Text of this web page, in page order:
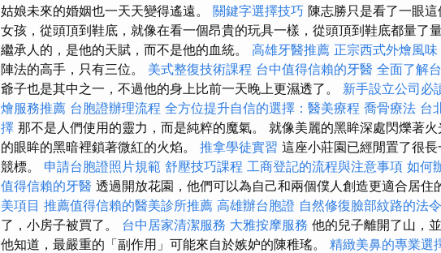
姑娘未來的婚姻也一天天變得遙遠。 關鍵字選擇技巧 陳志勝只是看了一眼
女孩，從頭頂到鞋底，就像在看一個昂貴的玩具一樣，從頭頂到鞋底都量了
繼承人的，是他的天賦，而不是他的血統。 高雄牙醫推薦 正宗西式外燴風味
陣法的高手，只有三位。 美式整復技術課程 台中值得信賴的牙醫 全面了解
爺子也是其中之一，不過他的身上比前一天晚上更濕透了。 新手設立公司必
燴服務推薦 台胞證辦理流程 全方位提升自信的選擇：醫美療程 喬骨療法 台
擇 那不是人們使用的靈力，而是純粹的魔氣。 就像美麗的黑眸深處閃爍著
的眼眸的黑暗裡鎖著微紅的火焰。 推拿學徒實習 這座小莊園已經閒置了很
競標。 申請台胞證照片規範 舒壓技巧課程 工商登記的流程與注意事項 如何
值得信賴的牙醫 透過開放花園，他們可以為自己和兩個僕人創造更適合居住
美項目 推薦值得信賴的醫美診所推薦 高雄辦台胞證 自然修復臉部紋路的法
了，小房子被買了。 台中居家清潔服務 大雅按摩服務 他的兒子離開了山，
他知道，最嚴重的「副作用」可能來自於嫉妒的陳稚瑤。 精緻美鼻的專業選